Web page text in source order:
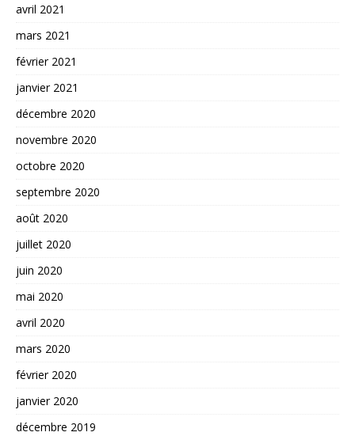
avril 2021
mars 2021
février 2021
janvier 2021
décembre 2020
novembre 2020
octobre 2020
septembre 2020
août 2020
juillet 2020
juin 2020
mai 2020
avril 2020
mars 2020
février 2020
janvier 2020
décembre 2019